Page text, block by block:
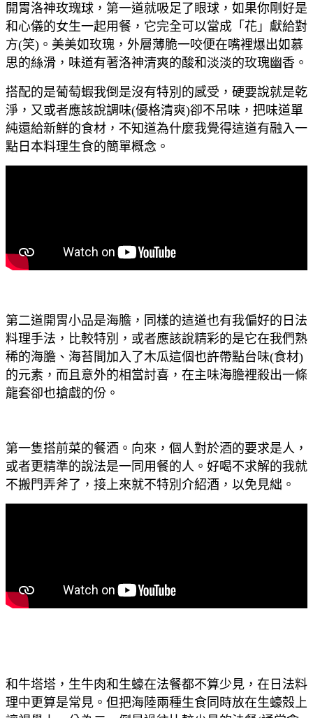
開胃洛神玫瑰球，第一道就吸足了眼球，如果你剛好是
和心儀的女生一起用餐，它完全可以當成「花」獻給對
方(笑)。美美如玫瑰，外層薄脆一咬便在嘴裡爆出如慕
思的絲滑，味道有著洛神清爽的酸和淡淡的玫瑰幽香。
搭配的是葡萄蝦我倒是沒有特別的感受，硬要說就是乾
淨，又或者應該說調味(優格清爽)卻不吊味，把味道單
純還給新鮮的食材，不知道為什麼我覺得這道有融入一
點日本料理生食的簡單概念。
第二道開胃小品是海膽，同樣的這道也有我偏好的日法
料理手法，比較特別，或者應該說精彩的是它在我們熟
稀的海膽、海苔間加入了木瓜這個也許帶點台味(食材)
的元素，而且意外的相當討喜，在主味海膽裡殺出一條
龍套卻也搶戲的份。
第一隻搭前菜的餐酒。向來，個人對於酒的要求是人，
或者更精準的說法是一同用餐的人。好喝不求解的我就
不搬門弄斧了，接上來就不特別介紹酒，以免見絀。
和牛塔塔，生牛肉和生蠔在法餐都不算少見，在日法料
理中更算是常見。但把海陸兩種生食同時放在生蠔殼上